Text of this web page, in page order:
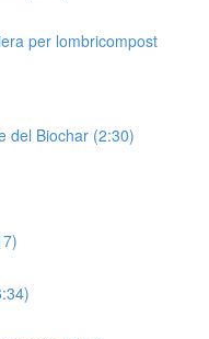
per lombricompost
del Biochar (2:30)